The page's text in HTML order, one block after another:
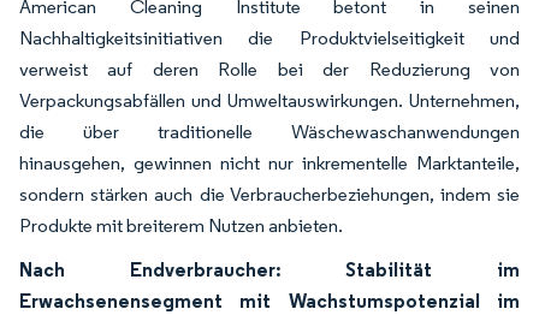
American Cleaning Institute betont in seinen
Nachhaltigkeitsinitiativen die Produktvielseitigkeit und
verweist auf deren Rolle bei der Reduzierung von
Verpackungsabfällen und Umweltauswirkungen. Unternehmen,
die über traditionelle Wäschewaschanwendungen
hinausgehen, gewinnen nicht nur inkrementelle Marktanteile,
sondern stärken auch die Verbraucherbeziehungen, indem sie
Produkte mit breiterem Nutzen anbieten.
Nach Endverbraucher: Stabilität im
Erwachsenensegment mit Wachstumspotenzial im